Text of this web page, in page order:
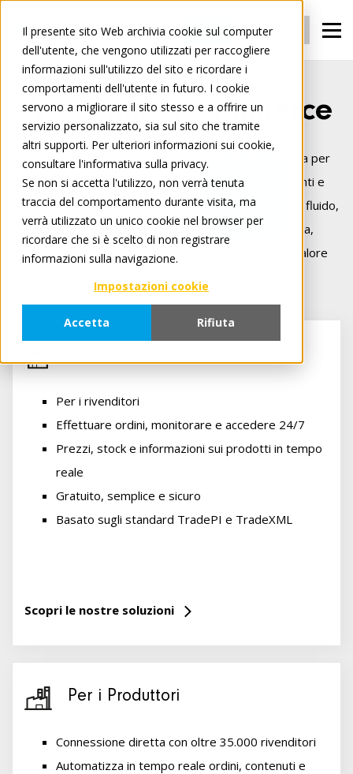
Il presente sito Web archivia cookie sul computer
dell'utente, che vengono utilizzati per raccogliere
informazioni sull'utilizzo del sito e ricordare i
comportamenti dell'utente in futuro. I cookie
servono a migliorare il sito stesso e a offrire un
servizio personalizzato, sia sul sito che tramite
altri supporti. Per ulteriori informazioni sui cookie,
consultare l'informativa sulla privacy.
Se non si accetta l'utilizzo, non verrà tenuta
traccia del comportamento durante visita, ma
verrà utilizzato un unico cookie nel browser per
ricordare che si è scelto di non registrare
informazioni sulla navigazione.
Impostazioni cookie
Accetta Rifiuta
Accedi Registrati
We connect commerce
Tradeplace è la principale piattaforma B2B in Europa per
rivenditori e produttori. Offriamo soluzioni intelligenti e
basate su cloud che rendono il commercio digitale più fluido,
sicuro e redditizio. Con oltre 25 anni di esperienza,
colleghiamo il commercio lungo l’intera catena del valore
Per i rivenditori
Effettuare ordini, monitorare e accedere 24/7
Prezzi, stock e informazioni sui prodotti in tempo
reale
Gratuito, semplice e sicuro
Basato sugli standard TradePI e TradeXML
Scopri le nostre soluzioni
Per i Produttori
Connessione diretta con oltre 35.000 rivenditori
Automatizza in tempo reale ordini, contenuti e